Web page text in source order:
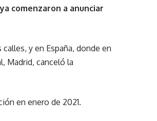
comenzaron a anunciar
y en España, donde en
Madrid, canceló la
en enero de 2021.